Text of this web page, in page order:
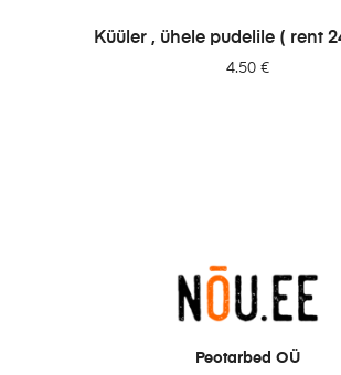
LISA PÄRINGUSSE
Küüler , ühele pudelile ( rent
4.50 €
Peotarbed OÜ